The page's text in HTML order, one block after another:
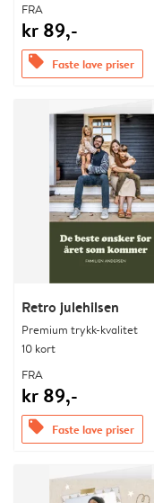
FRA
kr 89,-
offers Faste lave priser
Retro julehilsen
Premium trykk-kvalitet
10 kort
FRA
kr 89,-
offers Faste lave priser